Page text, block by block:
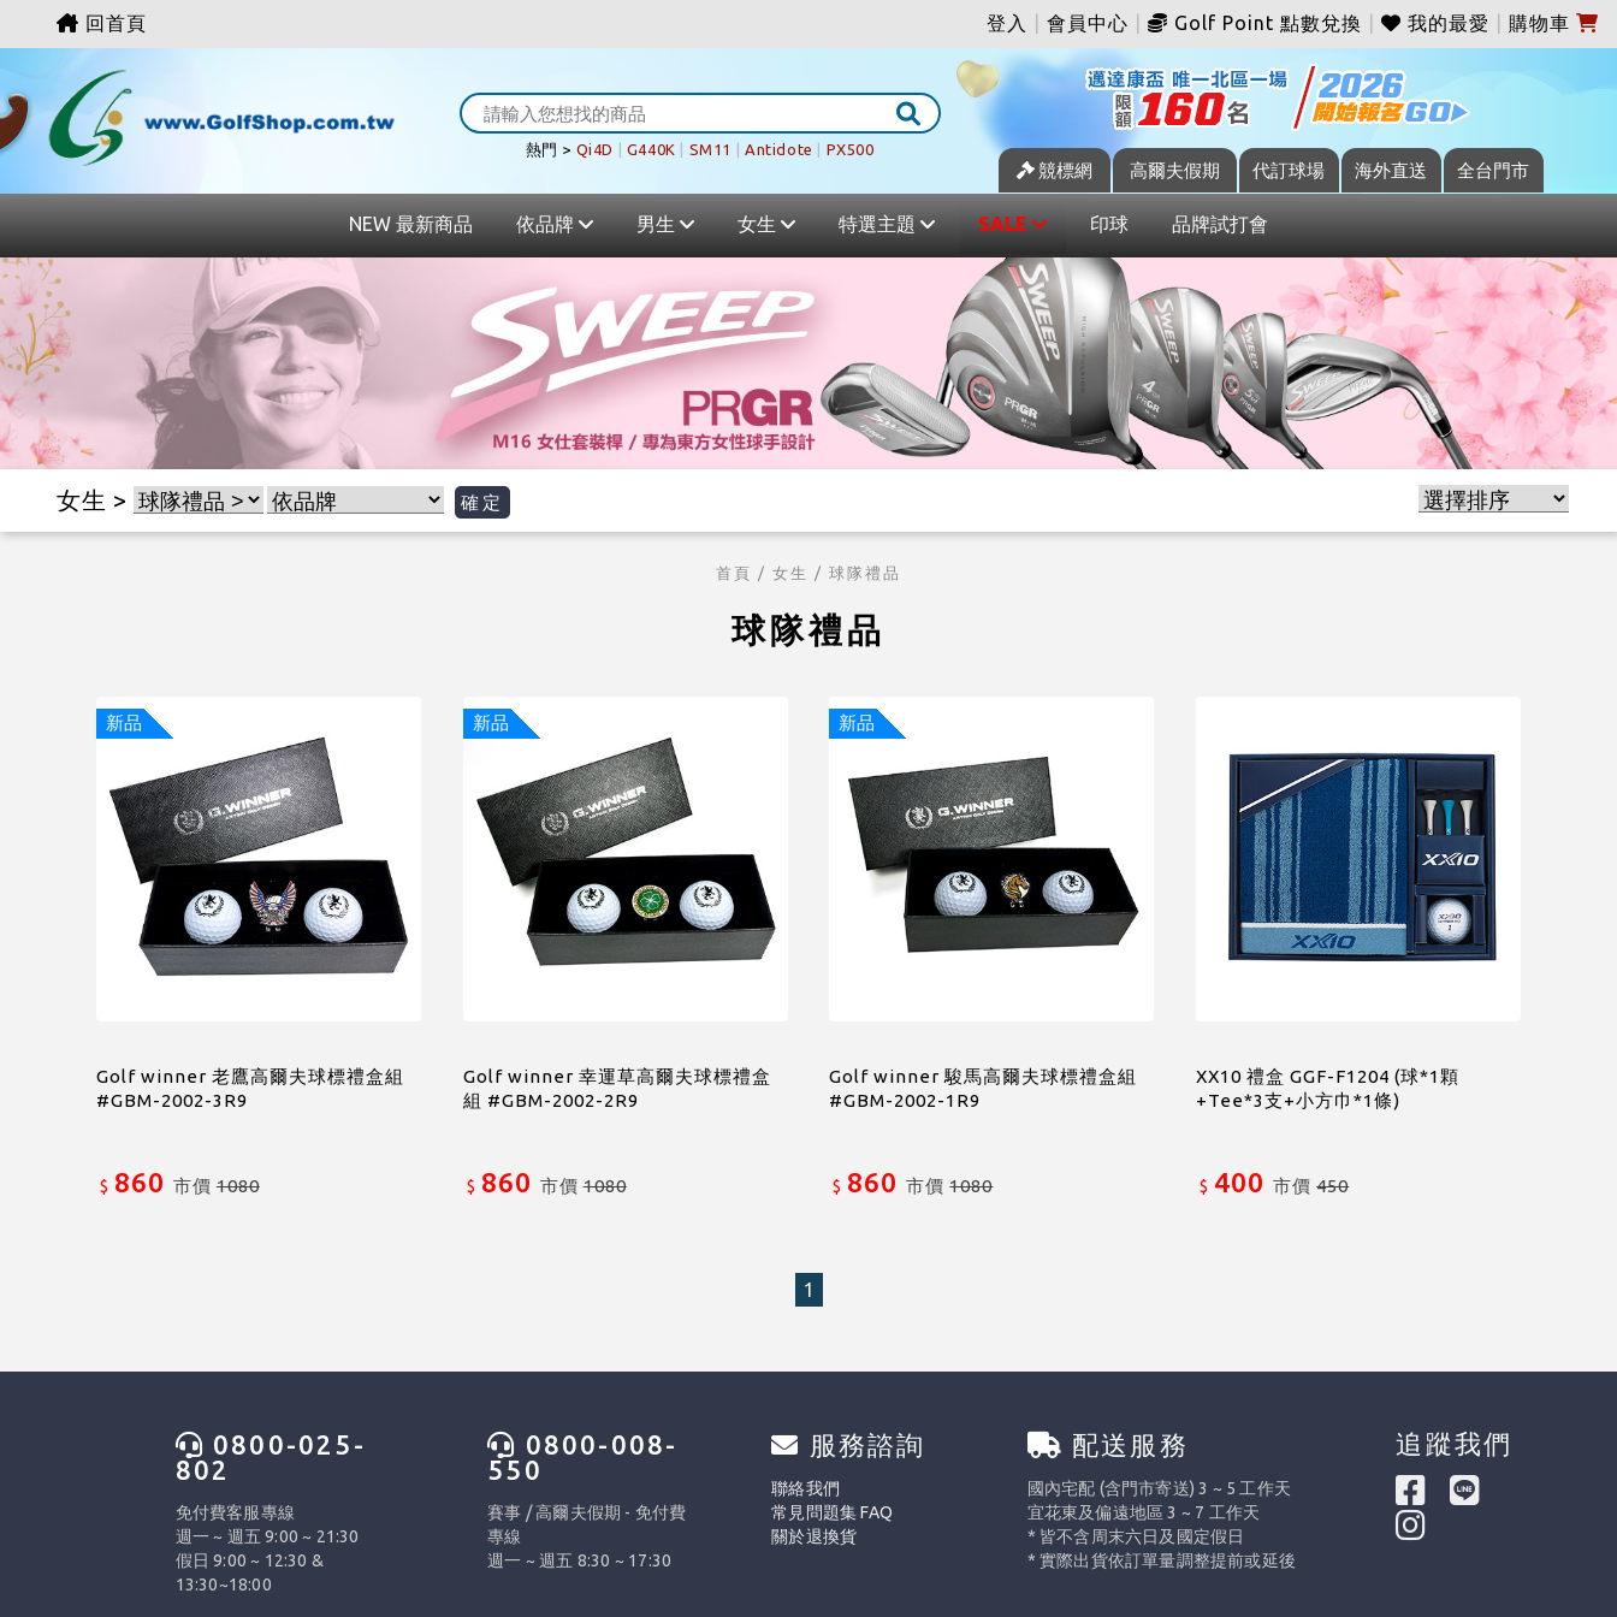
回首頁 登入 會員中心 Golf Point 點數兌換 我的最愛 購物車
熱門 > Qi4D G440K SM11 Antidote PX500
競標網 高爾夫假期 代訂球場 海外直送 全台門市
NEW 最新商品 依品牌 男生 女生 特選主題 SALE 印球 品牌試打會
女生 > 確定
首頁 / 女生 / 球隊禮品
球隊禮品
新品
Golf winner 老鷹高爾夫球標禮盒組
#GBM-2002-3R9
$ 860 市價1080
新品
Golf winner 幸運草高爾夫球標禮盒
組 #GBM-2002-2R9
$ 860 市價1080
新品
Golf winner 駿馬高爾夫球標禮盒組
#GBM-2002-1R9
$ 860 市價1080
XX10 禮盒 GGF-F1204 (球*1顆
+Tee*3支+小方巾*1條)
$ 400 市價450
1
0800-025-
802
免付費客服專線
週一 ~ 週五 9:00 ~ 21:30
假日 9:00 ~ 12:30 &
13:30~18:00
0800-008-
550
賽事 / 高爾夫假期 - 免付費
專線
週一 ~ 週五 8:30 ~ 17:30
服務諮詢
聯絡我們
常見問題集 FAQ
關於退換貨
配送服務
國內宅配 (含門市寄送) 3 ~ 5 工作天
宜花東及偏遠地區 3 ~ 7 工作天
* 皆不含周末六日及國定假日
* 實際出貨依訂單量調整提前或延後
追蹤我們